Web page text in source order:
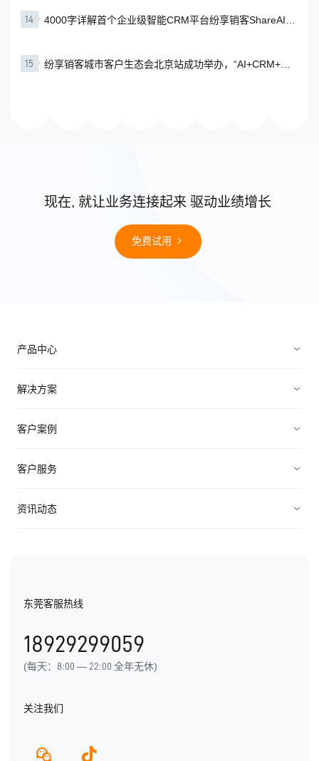
14
4000字详解首个企业级智能CRM平台纷享销客ShareAI的
15
纷享销客城市客户生态会北京站成功举办，“AI+CRM+行
现在, 就让业务连接起来 驱动业绩增长
免费试用
产品中心
销售管理
解决方案
电子制造
客户案例
高科技
客户服务
资源中心
用户手册
资讯动态
发展历程
产品动态
东莞客服热线
18929299059
(每天：8:00 — 22:00 全年无休)
关注我们